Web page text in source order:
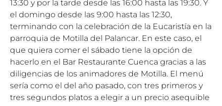
13:30 y por la tarde desde las 16:00 hasta las 19:30. Y
el domingo desde las 9:00 hasta las 12:30,
terminando con la celebración de la Eucaristía en la
parroquia de Motilla del Palancar. En este caso, el
que quiera comer el sábado tiene la opción de
hacerlo en el Bar Restaurante Cuenca gracias a las
diligencias de los animadores de Motilla. El menú
sería como el del año pasado, con tres primeros y
tres segundos platos a elegir a un precio asequible